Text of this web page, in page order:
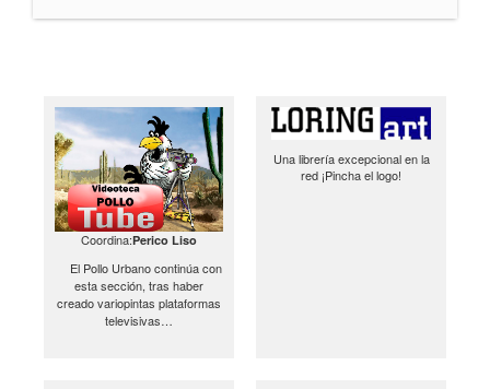
Coordina:Perico Liso
El Pollo Urbano continúa con
esta sección, tras haber
creado variopintas plataformas
televisivas…
Una librería excepcional en la
red ¡Pincha el logo!